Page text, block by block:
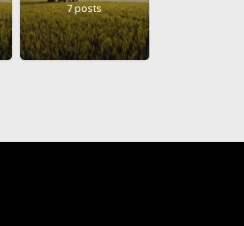
7 posts